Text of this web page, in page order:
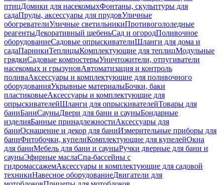
птицДомики для насекомыхФонтаны, скульптуры для
садаПруды, аксессуары для прудовУличные
обогревателиУличные светильникиПротивогололедные
реагентыДекоративный щебеньСад и огородПоливочное
оборудованиеСадовые опрыскивателиШланги для дома и
садаПарникиТеплицыКомплектующие для теплицМодульные
грядкиСадовые компостерыУничтожители, отпугиватели
насекомых и грызуновАвтоматизация и контроль
поливаАксессуары и комплектующие для поливочного
оборудованияУкрывные материалыБочки, баки
пластиковыеАксессуары и комплектующие для
опрыскивателейШланги для опрыскивателейТовары для
баниБаниСауныДвери для бани и сауныБондарные
изделияБанные принадлежностиАксессуары для
баниОснащение и декор для баниИзмерительные приборы для
баниФитобочки, купелиКомплектующие для купелейОкна
для баниМебель для бани и сауныРучки дверные для бани и
сауныЭфирные маслаСпа-бассейны с
гидромассажемАксессуары и комплектующие для садовой
техникиНавесное оборудованиеДвигатели для